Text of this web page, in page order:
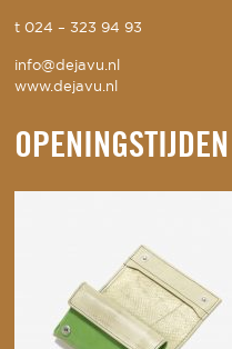
t024 – 323 94 93
info@dejavu.nl
www.dejavu.nl
OPENINGSTIJDEN